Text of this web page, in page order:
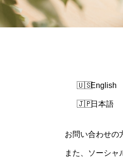
English
日本語
お問い合わせの
また、ソーシャ